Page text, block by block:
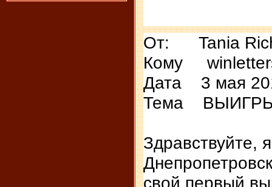
От: Tania
Кому
Дата 3 мая
Тема
Здравствуйте,
свой первый